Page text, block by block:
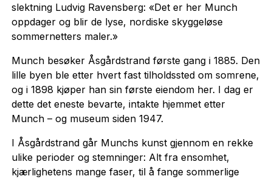
slektning Ludvig Ravensberg: «Det er her Munch
oppdager og blir de lyse, nordiske skyggeløse
sommernetters maler.»
Munch besøker Åsgårdstrand første gang i 1885. Den
lille byen ble etter hvert fast tilholdssted om somrene,
og i 1898 kjøper han sin første eiendom her. I dag er
dette det eneste bevarte, intakte hjemmet etter
Munch – og museum siden 1947.
I Åsgårdstrand går Munchs kunst gjennom en rekke
ulike perioder og stemninger: Alt fra ensomhet,
kjærlighetens mange faser, til å fange sommerlige